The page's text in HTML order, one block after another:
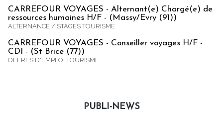
CARREFOUR VOYAGES - Alternant(e) Chargé(e) de
ressources humaines H/F - (Massy/Evry (91))
ALTERNANCE / STAGES TOURISME
CARREFOUR VOYAGES - Conseiller voyages H/F -
CDI - (St Brice (77))
OFFRES D'EMPLOI TOURISME
PUBLI-NEWS